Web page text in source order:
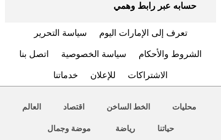
حسابه عبر رابط وهمي
تعرف إلى الإمارات اليوم سياسة التحرير
الشروط والأحكام سياسة الخصوصية اتصل بنا
الاشتراكات للإعلان خدماتنا
محليات الخط الساخن اقتصاد العالم
حياتنا رياضة موضة وجمال